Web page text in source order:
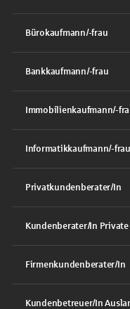
Bürokaufmann/-frau
Bankkaufmann/-frau
Immobilienkaufmann/-
Informatikkaufmann/-frau
Privatkundenberater/In
Kundenberater/In
Firmenkundenberater/In
Kundenbetreuer/In